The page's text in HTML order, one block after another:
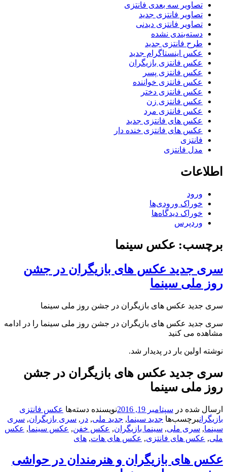
تصاویر سه بعدی فانتزی
تصاویر فانتزی جدید
تصاویر فانتزی دیدنی
دسته‌بندی نشده
طرح فانتزی جدید
عکس اینستاگرام جدید
عکس فانتزی بازیگران
عکس فانتزی پسر
عکس فانتزی خواننده
عکس فانتزی دختر
عکس فانتزی زن
عکس فانتزی مرد
عکس های فانتزی جدید
عکس های فانتزی خنده دار
فانتزی
مدل فانتزی
اطلاعات
ورود
خوراک ورودی‌ها
خوراک دیدگاه‌ها
وردپرس
برچسب: عکس سینما
سری جدید عکس های بازیگران در جشن
روز ملی سینما
سری جدید عکس های بازیگران در جشن روز ملی سینما
سری جدید عکس های بازیگران در جشن روز ملی سینما را در ادامه
مشاهده می کنید
نوشته اولین بار در پدیدار شد.
سری جدید عکس های بازیگران در جشن
روز ملی سینما
ارسال شده در سپتامبر 19, 2016 نویسنده دسته‌ها عکس فانتزی
بازیگرانبرچسب‌ها جدید سینما, جدید ملی, در , سری بازیگران, سری
سینما, سری ملی, سینما بازیگران, عکس خفن, عکس سینما, عکس
ملی, عکس های فانتزی, عکس های هات, های
عکس های بازیگران و هنرمندان در حواشی